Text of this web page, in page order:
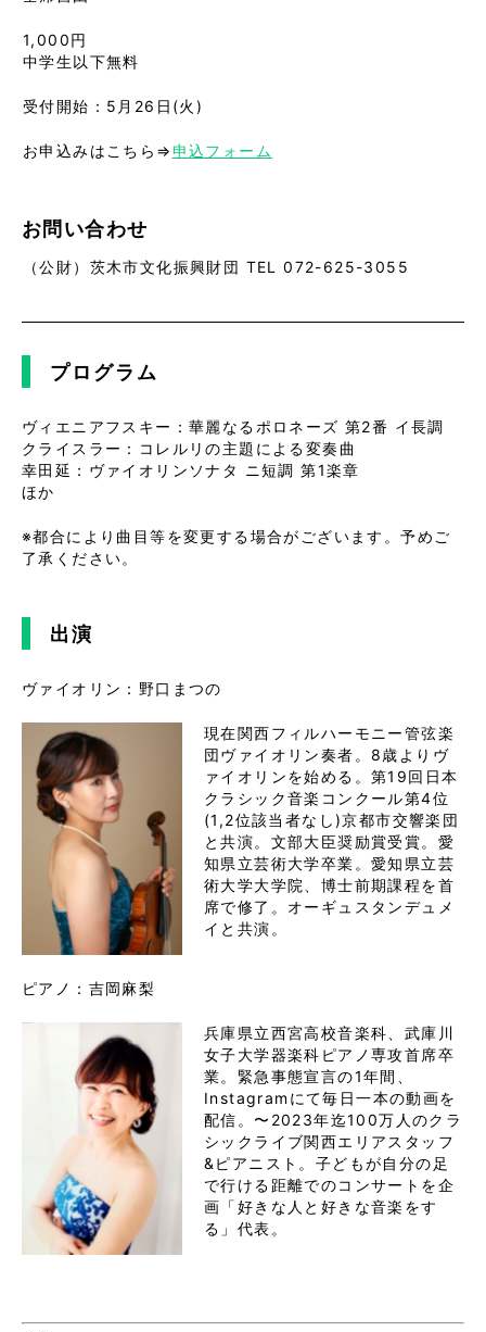
1,000円
中学生以下無料
受付開始：5月26日(火)
お申込みはこちら⇒申込フォーム
お問い合わせ
（公財）茨木市文化振興財団 TEL 072-625-3055
プログラム
ヴィエニアフスキー：華麗なるポロネーズ 第2番 イ長調
クライスラー：コレルリの主題による変奏曲
幸田延：ヴァイオリンソナタ ニ短調 第1楽章
ほか
※都合により曲目等を変更する場合がございます。予めご
了承ください。
出演
ヴァイオリン：野口まつの
現在関西フィルハーモニー管弦楽
団ヴァイオリン奏者。8歳よりヴ
ァイオリンを始める。第19回日本
クラシック音楽コンクール第4位
(1,2位該当者なし)京都市交響楽団
と共演。文部大臣奨励賞受賞。愛
知県立芸術大学卒業。愛知県立芸
術大学大学院、博士前期課程を首
席で修了。オーギュスタンデュメ
イと共演。
ピアノ：吉岡麻梨
兵庫県立西宮高校音楽科、武庫川
女子大学器楽科ピアノ専攻首席卒
業。緊急事態宣言の1年間、
Instagramにて毎日一本の動画を
配信。〜2023年迄100万人のクラ
シックライブ関西エリアスタッフ
&ピアニスト。子どもが自分の足
で行ける距離でのコンサートを企
画「好きな人と好きな音楽をす
る」代表。